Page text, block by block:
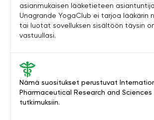
Nämä suositukset perustuvat
Pharmaceutical Research and
tutkimuksiin.
asianmukaisen lääketieteen
Unagrande YogaClub ei tarjoa lääkärin
tai luotat sovelluksen sisältöön täysin
vastuullasi.